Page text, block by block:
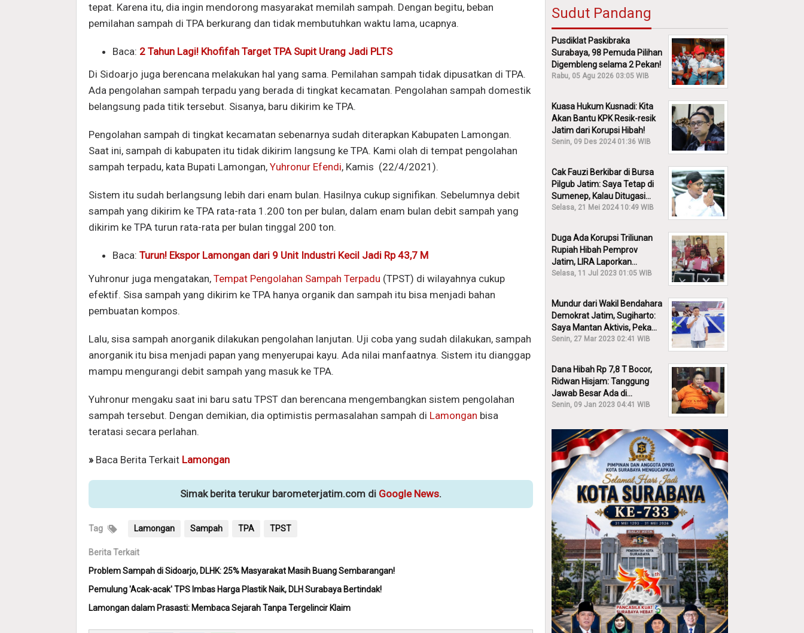
tepat. Karena itu, dia ingin mendorong masyarakat memilah sampah. Dengan begitu, beban
pemilahan sampah di TPA berkurang dan tidak membutuhkan waktu lama, ucapnya.
Baca: 2 Tahun Lagi! Khofifah Target TPA Supit Urang Jadi PLTS
Di Sidoarjo juga berencana melakukan hal yang sama. Pemilahan sampah tidak dipusatkan di TPA.
Ada pengolahan sampah terpadu yang berada di tingkat kecamatan. Pengolahan sampah domestik
belangsung pada titik tersebut. Sisanya, baru dikirim ke TPA.
Pengolahan sampah di tingkat kecamatan sebenarnya sudah diterapkan Kabupaten Lamongan.
Saat ini, sampah di kabupaten itu tidak dikirim langsung ke TPA. Kami olah di tempat pengolahan
sampah terpadu, kata Bupati Lamongan, Yuhronur Efendi, Kamis (22/4/2021).
Sistem itu sudah berlangsung lebih dari enam bulan. Hasilnya cukup signifikan. Sebelumnya debit
sampah yang dikirim ke TPA rata-rata 1.200 ton per bulan, dalam enam bulan debit sampah yang
dikirim ke TPA turun rata-rata per bulan tinggal 200 ton.
Baca: Turun! Ekspor Lamongan dari 9 Unit Industri Kecil Jadi Rp 43,7 M
Yuhronur juga mengatakan, Tempat Pengolahan Sampah Terpadu (TPST) di wilayahnya cukup
efektif. Sisa sampah yang dikirim ke TPA hanya organik dan sampah itu bisa menjadi bahan
pembuatan kompos.
Lalu, sisa sampah anorganik dilakukan pengolahan lanjutan. Uji coba yang sudah dilakukan, sampah
anorganik itu bisa menjadi papan yang menyerupai kayu. Ada nilai manfaatnya. Sistem itu dianggap
mampu mengurangi debit sampah yang masuk ke TPA.
Yuhronur mengaku saat ini baru satu TPST dan berencana mengembangkan sistem pengolahan
sampah tersebut. Dengan demikian, dia optimistis permasalahan sampah di Lamongan bisa
teratasi secara perlahan.
» Baca Berita Terkait Lamongan
Simak berita terukur barometerjatim.com di Google News.
Tag Lamongan Sampah TPA TPST
Berita Terkait
Problem Sampah di Sidoarjo, DLHK: 25% Masyarakat Masih Buang Sembarangan!
Pemulung 'Acak-acak' TPS Imbas Harga Plastik Naik, DLH Surabaya Bertindak!
Lamongan dalam Prasasti: Membaca Sejarah Tanpa Tergelincir Klaim
Sudut Pandang
Pusdiklat Paskibraka
Surabaya, 98 Pemuda Pilihan
Digembleng selama 2 Pekan!
Rabu, 05 Agu 2026 03:05 WIB
Kuasa Hukum Kusnadi: Kita
Akan Bantu KPK Resik-resik
Jatim dari Korupsi Hibah!
Senin, 09 Des 2024 01:36 WIB
Cak Fauzi Berkibar di Bursa
Pilgub Jatim: Saya Tetap di
Sumenep, Kalau Ditugasi
Partai Lain Cerita!
Selasa, 21 Mei 2024 10:49 WIB
Duga Ada Korupsi Triliunan
Rupiah Hibah Pemprov
Jatim, LIRA Laporkan
Khofifah ke KPK: Dia Harus
Selasa, 11 Jul 2023 01:05 WIB
Mundur dari Wakil Bendahara
Demokrat Jatim, Sugiharto:
Saya Mantan Aktivis, Peka
Sekali Kalau Ada yang
Senin, 27 Mar 2023 02:41 WIB
Dana Hibah Rp 7,8 T Bocor,
Ridwan Hisjam: Tanggung
Jawab Besar Ada di
Pemprov, Bukan DPRD Jatim!
Senin, 09 Jan 2023 04:41 WIB